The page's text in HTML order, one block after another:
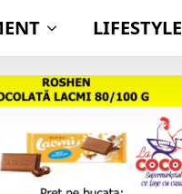
LIFESTYLE